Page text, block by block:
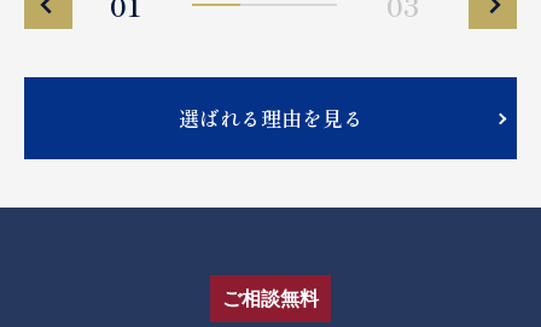
選ばれる理由を見る
ご相談無料